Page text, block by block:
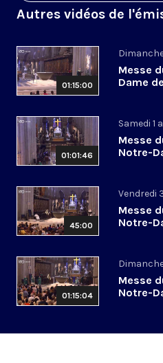
Autres vidéos de
01:15:00
Messe
Dame
01:01:46
Samedi 1
Messe
Notre-
45:00
Vendredi
Messe
Notre-
01:15:04
Messe
Notre-